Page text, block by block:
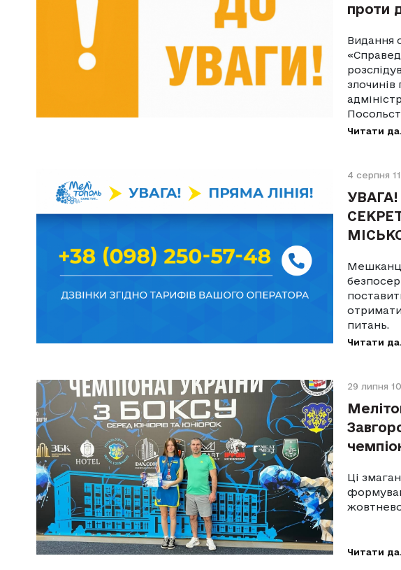
проти
Видання
злочинів
Читати
4 серпня
УВАГА!
отримати
питань.
Читати
29 липня
Ці
Читати